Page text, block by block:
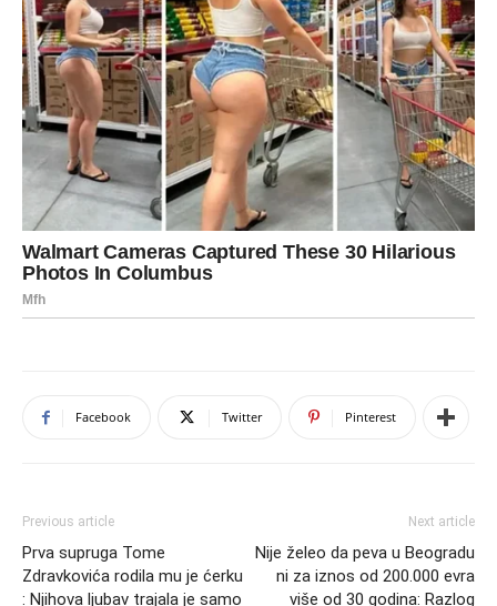
Facebook Twitter Pinterest
Previous article
Prva supruga Tome
Zdravkovića rodila mu je ćerku
: Njihova ljubav trajala je samo
Next article
Nije želeo da peva u Beogradu
ni za iznos od 200.000 evra
više od 30 godina: Razlog